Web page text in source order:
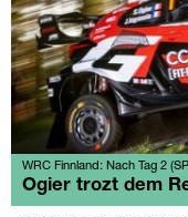
WRC Finnland: Nach Tag 2
Ogier trozt dem